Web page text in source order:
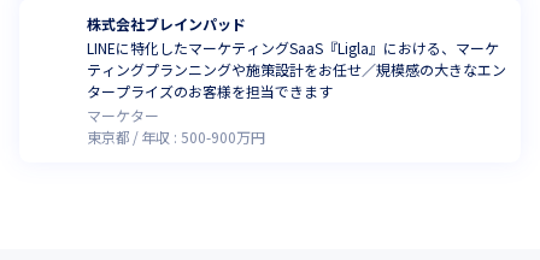
株式会社ブレインパッド
LINEに特化したマーケティングSaaS『Ligla』における、マーケ
ティングプランニングや施策設計をお任せ／規模感の大きなエン
タープライズのお客様を担当できます
マーケター
東京都
年収 :500-900万円